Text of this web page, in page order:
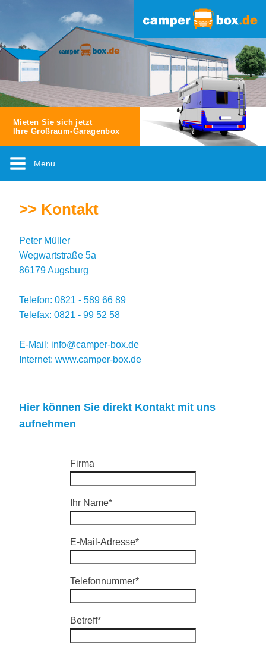
Mieten Sie sich jetzt
Ihre Großraum-Garagenbox
Menu
>> Kontakt
Peter Müller
Wegwartstraße 5a
86179 Augsburg
Telefon: 0821 - 589 66 89
Telefax: 0821 - 99 52 58
E-Mail: info@camper-box.de
Internet: www.camper-box.de
Hier können Sie direkt Kontakt mit uns
aufnehmen
Firma
Ihr Name*
E-Mail-Adresse*
Telefonnummer*
Betreff*